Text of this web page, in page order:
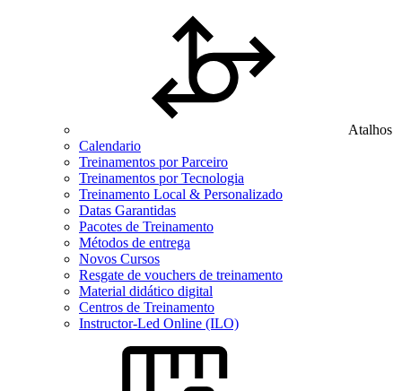
Atalhos
Calendario
Treinamentos por Parceiro
Treinamentos por Tecnologia
Treinamento Local & Personalizado
Datas Garantidas
Pacotes de Treinamento
Métodos de entrega
Novos Cursos
Resgate de vouchers de treinamento
Material didático digital
Centros de Treinamento
Instructor-Led Online (ILO)